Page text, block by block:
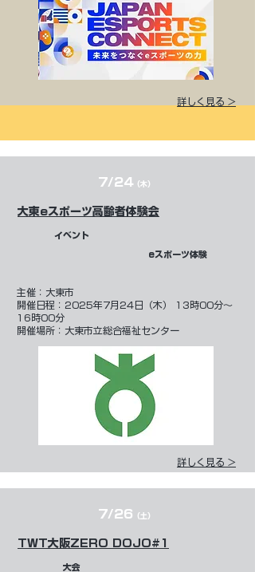
詳しく見る >
7/24 （木）
大東eスポーツ高齢者体験会
イベント
eスポーツ体験
​主催：大東市
開催日程：2025年7月24日（木） 13時00分～
16時00分
開催場所：大東市立総合福祉センター
詳しく見る >
7/26 （土）
TWT大阪ZERO DOJO#1
大会